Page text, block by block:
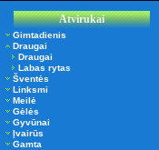
Atvirukai
Gimtadienis
Draugai
Draugai
Labas rytas
Šventės
Linksmi
Meilė
Gėlės
Gyvūnai
Įvairūs
Gamta